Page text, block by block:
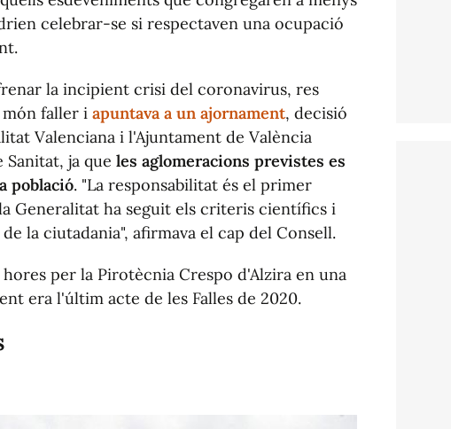
celebrar-se si respectaven una ocupació
la incipient crisi del coronavirus, res
faller i apuntava a un ajornament, decisió
Valenciana i l'Ajuntament de València
ja que les aglomeracions previstes es
població. "La responsabilitat és el primer
Generalitat ha seguit els criteris científics i
la ciutadania", afirmava el cap del Consell.
hores per la Pirotècnia Crespo d'Alzira en una
era l'últim acte de les Falles de 2020.